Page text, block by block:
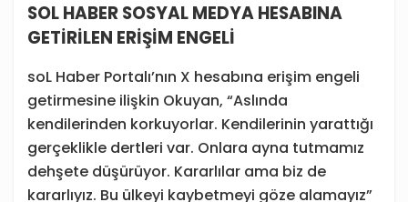
SOL HABER SOSYAL MEDYA HESABINA
GETİRİLEN ERİŞİM ENGELİ
soL Haber Portalı’nın X hesabına erişim engeli
getirmesine ilişkin Okuyan, “Aslında
kendilerinden korkuyorlar. Kendilerinin yarattığı
gerçeklikle dertleri var. Onlara ayna tutmamız
dehşete düşürüyor. Kararlılar ama biz de
kararlıyız. Bu ülkeyi kaybetmeyi göze alamayız”